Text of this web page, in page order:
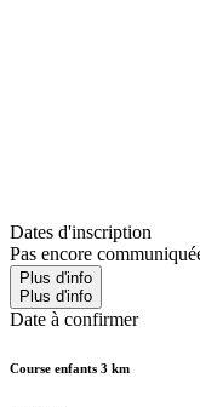
Dates d'inscription
Pas encore
Plus d'info
Plus d'info
Date à confirmer
Course enfants 3 km